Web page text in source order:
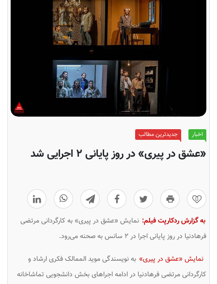
اخبار جدیدترین مطالب
«عشق در پیری» در روز پایانی ۲ اجرایی شد
0
به گزارش ردکارپت فیلم: نمایش «عشق در پیری» به کارگردانی مرتضی
فرهادنیا در روز پایانی اجرا در ۲ سانس به صحنه می‌رود.
نمایش «عشق در پیری» به نویسندگی موید الممالک فکری ارشاد و
کارگردانی مرتضی فرهادنیا در ادامه اجراهای بخش دانشجویی تماشاخانه